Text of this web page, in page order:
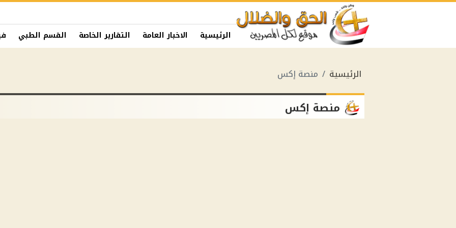
الرئيسية الاخبار العامة التقارير الخاصة القسم الطبي
الرئيسية منصة إكس
منصة إكس